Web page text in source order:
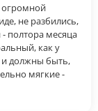
огромной
не разбились,
полтора месяца
как у
и должны быть,
мягкие -